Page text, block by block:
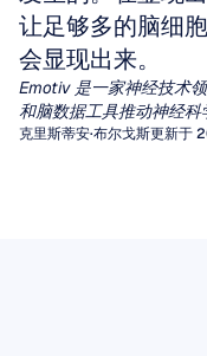
让足够多的脑细
会显现出来。
Emotiv 是一家神经技术
和脑数据工具推动神经科
克里斯蒂安·布尔戈斯更新于